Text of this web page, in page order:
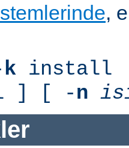
,
k install
] [ -n